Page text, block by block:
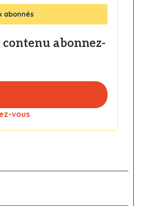
abonnés
abonnez-
vous